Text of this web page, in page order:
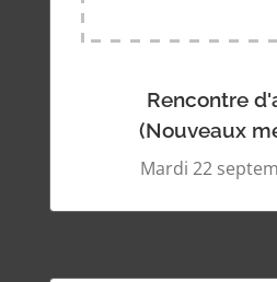
Rencontre
(Nouveaux
Mardi 22